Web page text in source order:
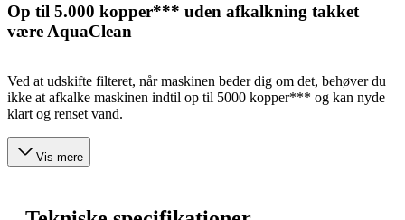
Op til 5.000 kopper*** uden afkalkning takket
være AquaClean
Ved at udskifte filteret, når maskinen beder dig om det, behøver du
ikke at afkalke maskinen indtil op til 5000 kopper*** og kan nyde
klart og renset vand.
Vis mere